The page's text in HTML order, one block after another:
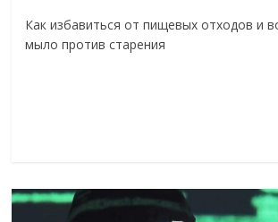
Как избавиться от пищевых отходов и
мыло против старения